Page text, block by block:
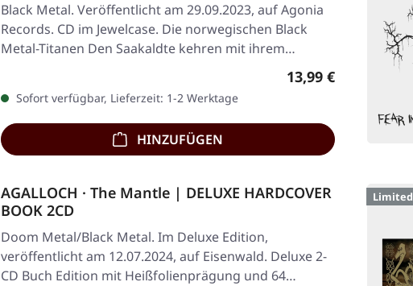
Black Metal. Veröffentlicht am 29.09.2023, auf Agonia
Records. CD im Jewelcase. Die norwegischen Black
Metal-Titanen Den Saakaldte kehren mit ihrem…
Regulärer Preis:
13,99 €
Sofort verfügbar, Lieferzeit: 1-2 Werktage
HINZUFÜGEN
AGALLOCH · The Mantle | DELUXE HARDCOVER
BOOK 2CD
Doom Metal/Black Metal. Im Deluxe Edition,
veröffentlicht am 12.07.2024, auf Eisenwald. Deluxe 2-
CD Buch Edition mit Heißfolienprägung und 64
Limited